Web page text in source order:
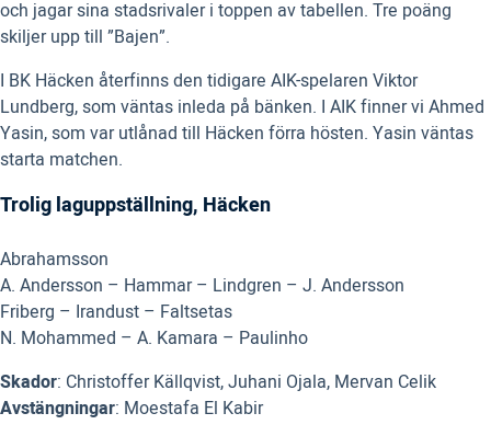
och jagar sina stadsrivaler i toppen av tabellen. Tre poäng
skiljer upp till ”Bajen”.
I BK Häcken återfinns den tidigare AIK-spelaren Viktor
Lundberg, som väntas inleda på bänken. I AIK finner vi Ahmed
Yasin, som var utlånad till Häcken förra hösten. Yasin väntas
starta matchen.
Trolig laguppställning, Häcken
Abrahamsson
A. Andersson – Hammar – Lindgren – J. Andersson
Friberg – Irandust – Faltsetas
N. Mohammed – A. Kamara – Paulinho
Skador: Christoffer Källqvist, Juhani Ojala, Mervan Celik
Avstängningar: Moestafa El Kabir